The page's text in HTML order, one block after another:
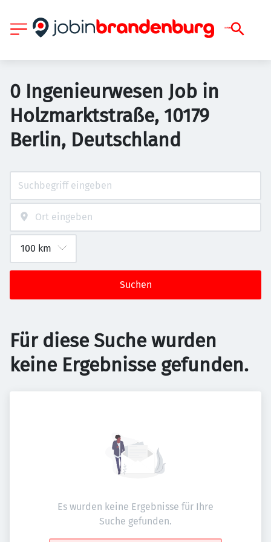
0 Ingenieurwesen Job in
Holzmarktstraße, 10179
Berlin, Deutschland
Suchen
Für diese Suche wurden
keine Ergebnisse gefunden.
Es wurden keine Ergebnisse für Ihre
Suche gefunden.